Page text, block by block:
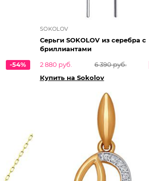
-54%
SOKOLOV
Серьги SOKOLOV из серебра с
бриллиантами
2 880 руб.
6 390 руб.
Купить на Sokolov